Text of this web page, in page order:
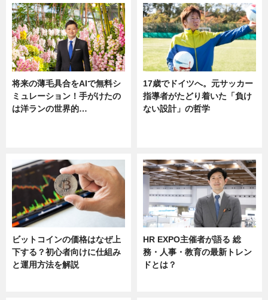
将来の薄毛具合をAIで無料シ
ミュレーション！手がけたの
は洋ランの世界的…
17歳でドイツへ。元サッカー
指導者がたどり着いた「負け
ない設計」の哲学
ビットコインの価格はなぜ上
下する？初心者向けに仕組み
と運用方法を解説
HR EXPO主催者が語る 総
務・人事・教育の最新トレン
ドとは？